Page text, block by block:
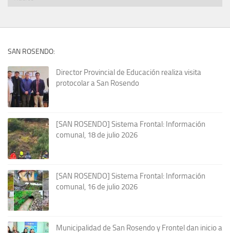
SAN ROSENDO:
Director Provincial de Educación realiza visita
protocolar a San Rosendo
[SAN ROSENDO] Sistema Frontal: Información
comunal, 18 de julio 2026
[SAN ROSENDO] Sistema Frontal: Información
comunal, 16 de julio 2026
Municipalidad de San Rosendo y Frontel dan inicio a